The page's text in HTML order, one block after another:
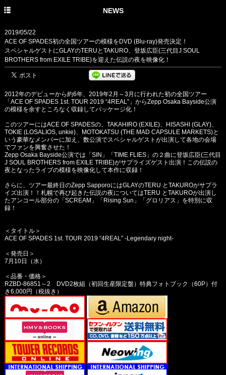
NEWS
2019/05/22
ACE OF SPADES初の全国ツアーの模様をDVD (Blu-ray)発売決定！
スペシャルゲストにGLAYのTERUとTAKURO、登坂広臣(三代目J SOUL
BROTHERS from EXILE TRIBE)を迎えた伝説の夜を映像化！
2012年のデビューから約6年、2019年2月～3月に行われた初の全国ツアー
「ACE OF SPADES 1st. TOUR 2019 “4REAL”」からZepp Osaka Bayside公演
の模様を余すところなく収録してパッケージ化！
このツアーにはACE OF SPADESの、TAKAHIRO (EXILE)、HISASHI (GLAY)、
TOKIE (LOSALIOS, unkie)、MOTOKATSU (THE MAD CAPSULE MARKETS)と
いう豪華なメンバーに加え、数公演でスペシャルゲストが出演して各地の会場
でファンを興奮させた！
Zepp Osaka Bayside公演では「SIN」「TIME FLIES」の２曲に登坂広臣(三代目
J SOUL BROTHERS from EXILE TRIBE)がサプライズゲスト出演！この伝説の
夜となったライブの模様を映像化して本作に収録！
さらに、ツアー最終日のZepp SapporoにはGLAYのTERU とTAKUROがサプラ
イズ出演！！札幌で再び起きた伝説の夜についてはTERU とTAKUROが出演し
たアンコール部分の「SCREAM」「Rising Sun」「グロリアス」を特別に収
録！
＜タイトル＞
ACE OF SPADES 1st. TOUR 2019 “4REAL” -Legendary night-
＜発売日＞
7月10日（水）
＜品番・価格＞
RZBD-86851～2 DVD2枚組（初回生産限定盤）特典フォトブック（60P）付
き6,000円（税抜き）
PROFILE
NEWS
DISCOGRAPHY